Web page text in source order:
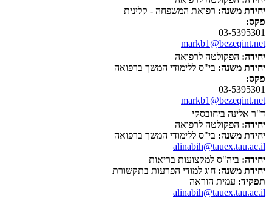
יחידת משנה: רפואת המשפחה - קלינית
פקס:
03-5395301
markb1@bezeqint.net
יחידה: הפקולטה לרפואה
יחידת משנה: בי"ס ללימודי המשך ברפואה
פקס:
03-5395301
markb1@bezeqint.net
ד"ר אלינה ביחובסקי
יחידה: הפקולטה לרפואה
יחידת משנה: בי"ס ללימודי המשך ברפואה
alinabih@tauex.tau.ac.il
יחידה: ביה"ס למקצועות בריאות
יחידת משנה: חוג למודי הפרעות בתקשורת
תפקיד: עמית הוראה
alinabih@tauex.tau.ac.il